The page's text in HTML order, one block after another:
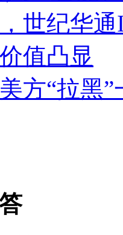
世纪华
值凸显
方“拉黑